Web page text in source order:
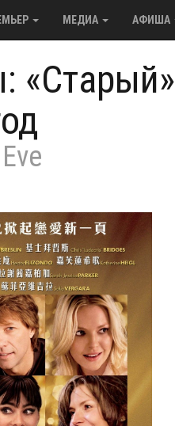
МЕДИА АФИША
«Старый»